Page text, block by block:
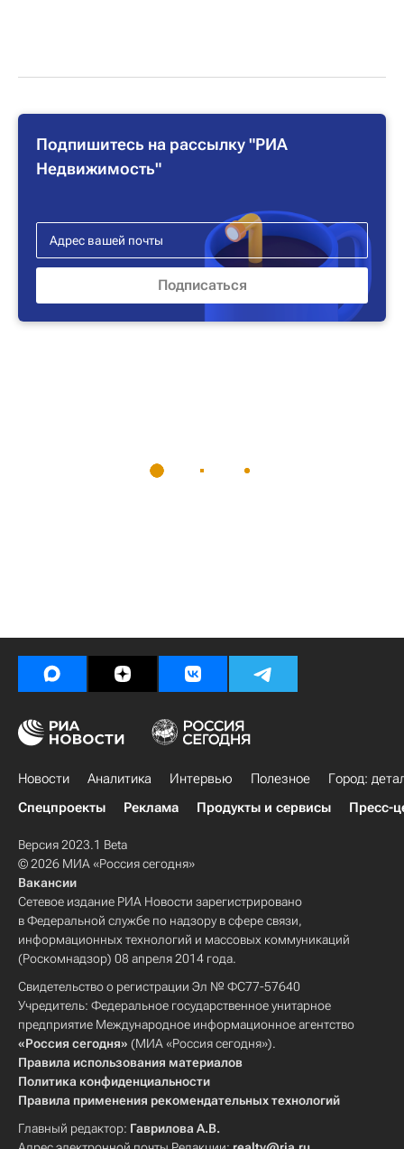
Подпишитесь на рассылку "РИА
Недвижимость"
Новости Аналитика Интервью Полезное
Город:
Спецпроекты
Реклама Продукты и сервисы Пресс-
Версия 2023.1 Beta
© 2026 МИА «Россия сегодня»
Вакансии
Сетевое издание РИА Новости зарегистрировано
в Федеральной службе по надзору в сфере связи,
информационных технологий и массовых коммуникаций
(Роскомнадзор) 08 апреля 2014 года.
Свидетельство о регистрации Эл № ФС77-57640
Учредитель: Федеральное государственное унитарное
предприятие Международное информационное агентство
«Россия сегодня» (МИА «Россия сегодня»).
Правила использования материалов
Политика конфиденциальности
Правила применения рекомендательных технологий
Главный редактор: Гаврилова А.В.